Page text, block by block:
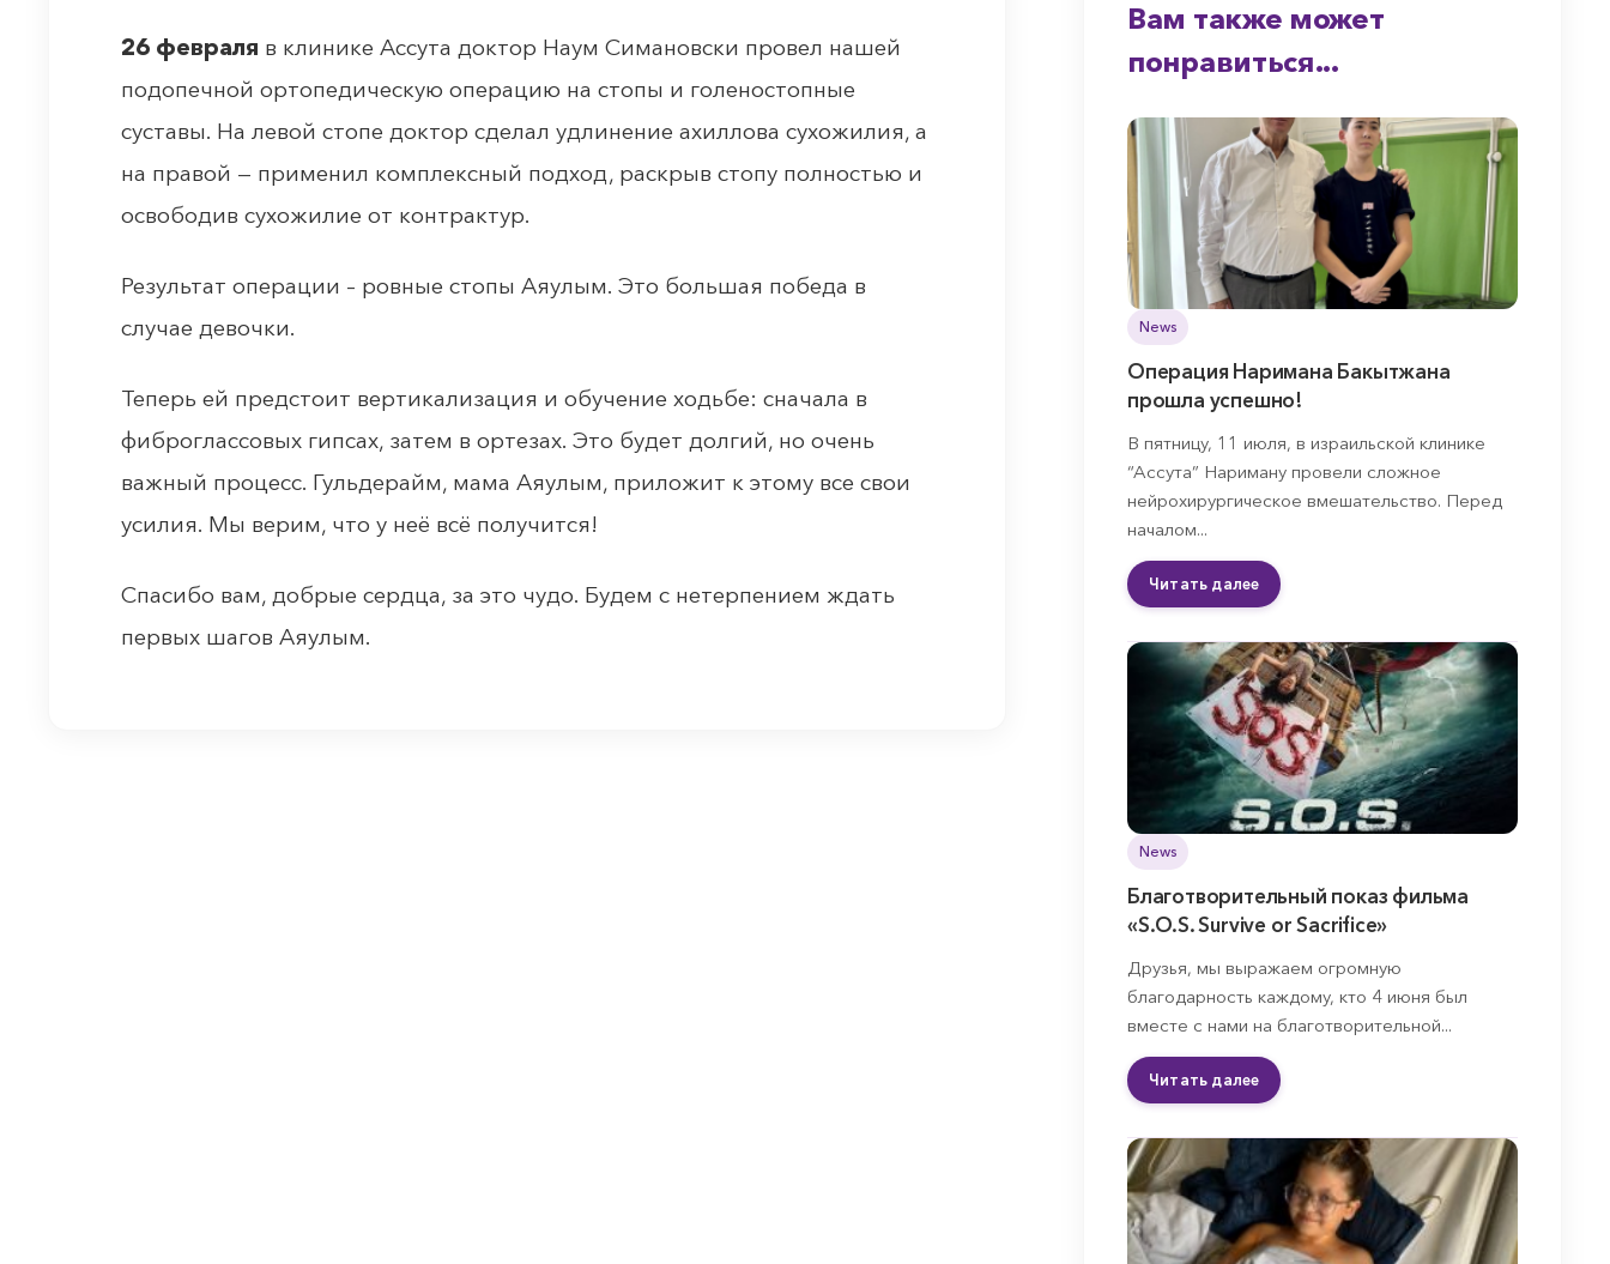
26 февраля в клинике Ассута доктор Наум Симановски провел нашей
подопечной ортопедическую операцию на стопы и голеностопные
суставы. На левой стопе доктор сделал удлинение ахиллова сухожилия, а
на правой — применил комплексный подход, раскрыв стопу полностью и
освободив сухожилие от контрактур.
Результат операции – ровные стопы Аяулым. Это большая победа в
случае девочки.
Теперь ей предстоит вертикализация и обучение ходьбе: сначала в
фиброглассовых гипсах, затем в ортезах. Это будет долгий, но очень
важный процесс. Гульдерайм, мама Аяулым, приложит к этому все свои
усилия. Мы верим, что у неё всё получится!
Спасибо вам, добрые сердца, за это чудо. Будем с нетерпением ждать
первых шагов Аяулым.
Вам также может
понравиться...
News
Операция Наримана Бакытжана
прошла успешно!
В пятницу, 11 июля, в израильской клинике
“Ассута” Нариману провели сложное
нейрохирургическое вмешательство. Перед
началом...
Читать далее
News
Благотворительный показ фильма
«S.O.S. Survive or Sacrifice»
Друзья, мы выражаем огромную
благодарность каждому, кто 4 июня был
вместе с нами на благотворительной...
Читать далее